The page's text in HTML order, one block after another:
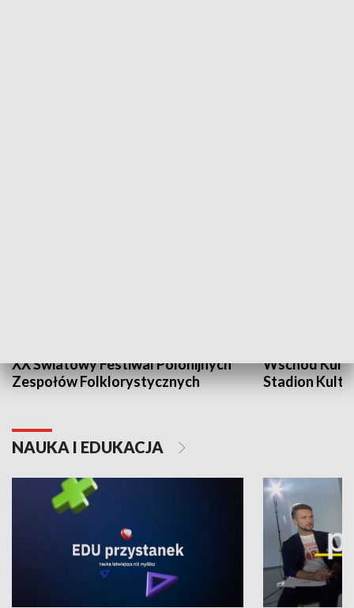
XX Światowy Festiwal Polonijnych
Zespołów Folklorystycznych
Wschód
Stadion
NAUKA I EDUKACJA